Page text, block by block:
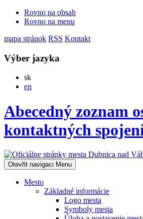
Rovno na obsah
Rovno na menu
mapa stránok RSS Kontakt
Výber jazyka
skSlovensky
en
Abecedný zoznam
kontaktných
Otevřit navigaci Menu
Mesto
Základné informácie
Logo mesta
Symboly mesta